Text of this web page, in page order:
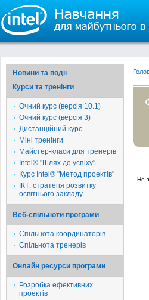
Новини та події
Курси та тренінги
Очний курс (версія 10.1)
Очний курс (версія 3)
Дистанційний курс
Міні тренінги
Майстер-класи для тренерів
Intel® "Шлях до успіху"
Курс Intel® "Метод проектів"
ІКТ: стратегія розвитку
освітнього закладу
Веб-спільноти програми
Спільнота координаторів
Спільнота тренерів
Онлайн ресурси програми
Розробка ефективних
проектів
Не